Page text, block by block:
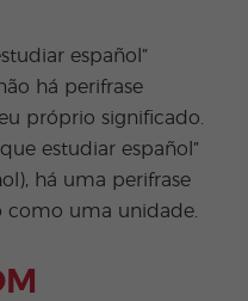
español”
há perifrase
próprio significado.
estudiar español”
há uma perifrase
como uma unidade.